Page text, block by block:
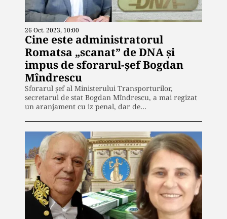
26 Oct. 2023, 10:00
Cine este administratorul
Romatsa „scanat” de DNA și
impus de sforarul-șef Bogdan
Mîndrescu
Sforarul șef al Ministerului Transporturilor,
secretarul de stat Bogdan Mîndrescu, a mai regizat
un aranjament cu iz penal, dar de…